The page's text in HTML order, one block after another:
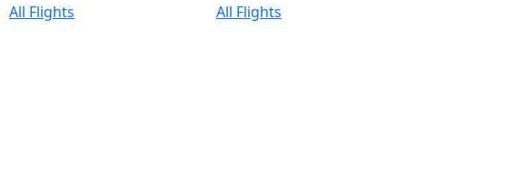
All Flights
All Flights